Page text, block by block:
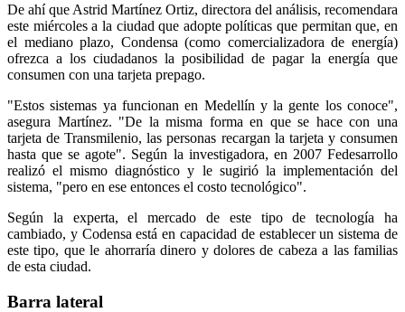
De ahí que Astrid Martínez Ortiz, directora del análisis, recomendara
este miércoles a la ciudad que adopte políticas que permitan que, en
el mediano plazo, Condensa (como comercializadora de energía)
ofrezca a los ciudadanos la posibilidad de pagar la energía que
consumen con una tarjeta prepago.
"Estos sistemas ya funcionan en Medellín y la gente los conoce",
asegura Martínez. "De la misma forma en que se hace con una
tarjeta de Transmilenio, las personas recargan la tarjeta y consumen
hasta que se agote". Según la investigadora, en 2007 Fedesarrollo
realizó el mismo diagnóstico y le sugirió la implementación del
sistema, "pero en ese entonces el costo tecnológico".
Según la experta, el mercado de este tipo de tecnología ha
cambiado, y Codensa está en capacidad de establecer un sistema de
este tipo, que le ahorraría dinero y dolores de cabeza a las familias
de esta ciudad.
Barra lateral